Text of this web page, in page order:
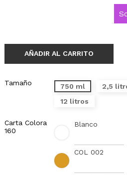
AÑADIR AL CARRITO
Tamaño 750 ml 2,5
12 litros
Carta Colora
160
Blanco
COL 002